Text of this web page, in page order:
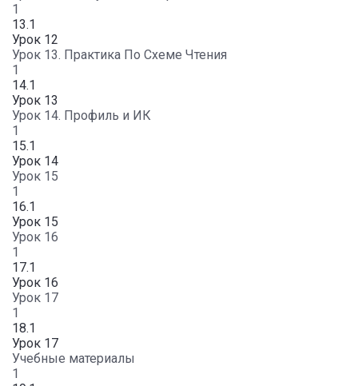
1
13.1
Урок 12
Урок 13. Практика По Схеме Чтения
1
14.1
Урок 13
Урок 14. Профиль и ИК
1
15.1
Урок 14
Урок 15
1
16.1
Урок 15
Урок 16
1
17.1
Урок 16
Урок 17
1
18.1
Урок 17
Учебные материалы
1